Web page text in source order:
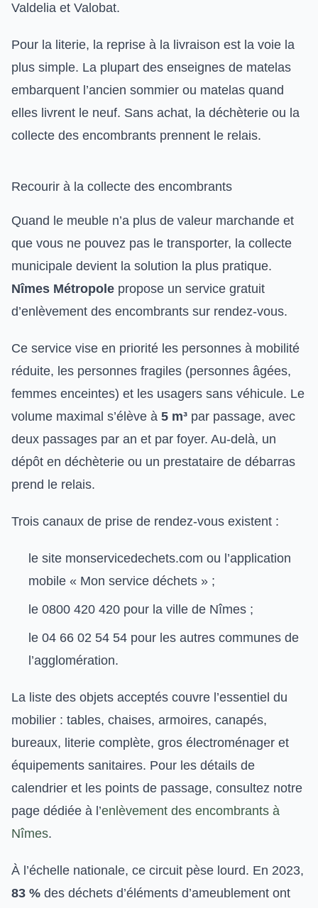
Valdelia et Valobat.
Pour la literie, la reprise à la livraison est la voie la
plus simple. La plupart des enseignes de matelas
embarquent l’ancien sommier ou matelas quand
elles livrent le neuf. Sans achat, la déchèterie ou la
collecte des encombrants prennent le relais.
Recourir à la collecte des encombrants
Quand le meuble n’a plus de valeur marchande et
que vous ne pouvez pas le transporter, la collecte
municipale devient la solution la plus pratique.
Nîmes Métropole propose un service gratuit
d’enlèvement des encombrants sur rendez-vous.
Ce service vise en priorité les personnes à mobilité
réduite, les personnes fragiles (personnes âgées,
femmes enceintes) et les usagers sans véhicule. Le
volume maximal s’élève à 5 m³ par passage, avec
deux passages par an et par foyer. Au-delà, un
dépôt en déchèterie ou un prestataire de débarras
prend le relais.
Trois canaux de prise de rendez-vous existent :
le site monservicedechets.com ou l’application
mobile « Mon service déchets » ;
le 0800 420 420 pour la ville de Nîmes ;
le 04 66 02 54 54 pour les autres communes de
l’agglomération.
La liste des objets acceptés couvre l’essentiel du
mobilier : tables, chaises, armoires, canapés,
bureaux, literie complète, gros électroménager et
équipements sanitaires. Pour les détails de
calendrier et les points de passage, consultez notre
page dédiée à l’enlèvement des encombrants à
Nîmes.
À l’échelle nationale, ce circuit pèse lourd. En 2023,
83 % des déchets d’éléments d’ameublement ont